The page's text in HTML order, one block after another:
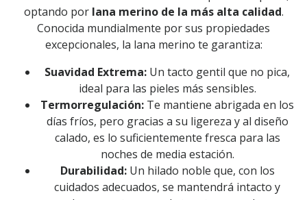
optando por lana merino de la más alta calidad.
Conocida mundialmente por sus propiedades
excepcionales, la lana merino te garantiza:
Suavidad Extrema: Un tacto gentil que no pica,
ideal para las pieles más sensibles.
Termorregulación: Te mantiene abrigada en los
días fríos, pero gracias a su ligereza y al diseño
calado, es lo suficientemente fresca para las
noches de media estación.
Durabilidad:Un hilado noble que, con los
cuidados adecuados, se mantendrá intacto y